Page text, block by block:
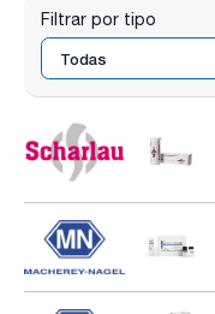
Filtrar por tipo